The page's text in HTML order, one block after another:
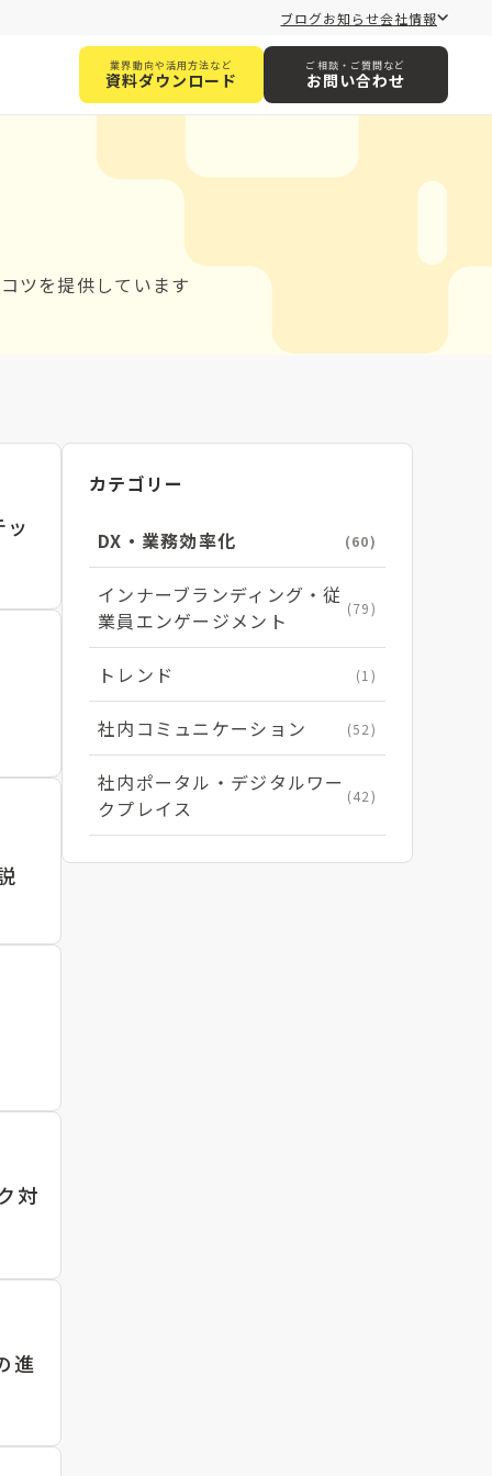
ブログお知らせ会社情報
業界動向や活用方法など
資料ダウンロード
ご相談・ご質問など
お問い合わせ
ツを提供しています
対
進
カテゴリー
DX・業務効率化 (60)
インナーブランディング・従
業員エンゲージメント
(79)
トレンド (1)
社内コミュニケーション (52)
社内ポータル・デジタルワー
クプレイス
(42)